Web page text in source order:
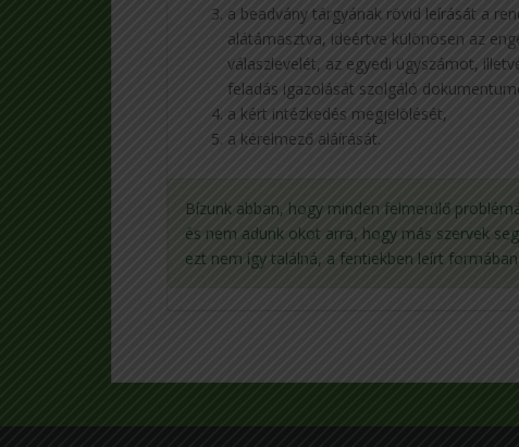
a beadvány tárgyának rövid leírását a
alátámasztva, ideértve különösen az
válaszlevelét, az egyedi ügyszámot,
feladás igazolását szolgáló
a kért intézkedés megjelölését,
a kérelmező aláírását.
Bízunk abban, hogy minden felmerülő
és nem adunk okot arra, hogy más szervek
ezt nem így találná, a fentiekben leírt